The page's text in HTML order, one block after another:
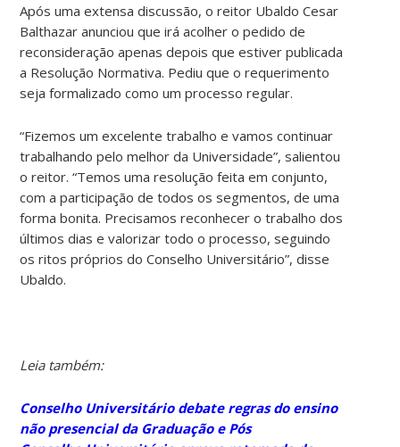
Após uma extensa discussão, o reitor Ubaldo Cesar
Balthazar anunciou que irá acolher o pedido de
reconsideração apenas depois que estiver publicada
a Resolução Normativa. Pediu que o requerimento
seja formalizado como um processo regular.
“Fizemos um excelente trabalho e vamos continuar
trabalhando pelo melhor da Universidade”, salientou
o reitor. “Temos uma resolução feita em conjunto,
com a participação de todos os segmentos, de uma
forma bonita. Precisamos reconhecer o trabalho dos
últimos dias e valorizar todo o processo, seguindo
os ritos próprios do Conselho Universitário”, disse
Ubaldo.
Leia também:
Conselho Universitário debate regras do ensino
não presencial da Graduação e Pós